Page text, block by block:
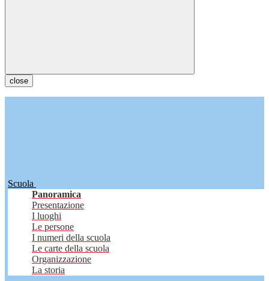
close
Scuola
Panoramica
Presentazione
I luoghi
Le persone
I numeri della scuola
Le carte della scuola
Organizzazione
La storia